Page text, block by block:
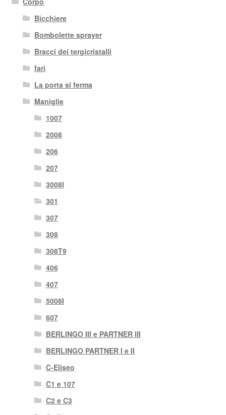
Bicchiere
Bombolette sprayer
Bracci dei tergicristalli
fari
La porta si ferma
Maniglie
1007
2008
206
207
3008I
301
307
308
308T9
406
407
5008I
607
BERLINGO III e PARTNER III
BERLINGO PARTNER I e II
C-Eliseo
C1 e 107
C2 e C3